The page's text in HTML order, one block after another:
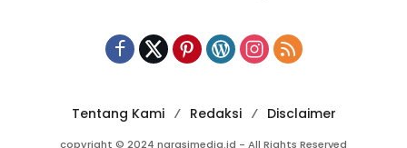
Tentang Kami Redaksi Disclaimer
copyright © 2024 narasimedia.id - All Rights Reserved